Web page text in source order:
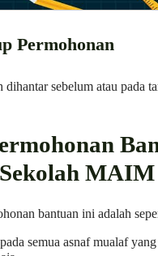
Permohonan
dihantar sebelum atau pada
MAIM
bantuan ini adalah
semua asnaf mualaf